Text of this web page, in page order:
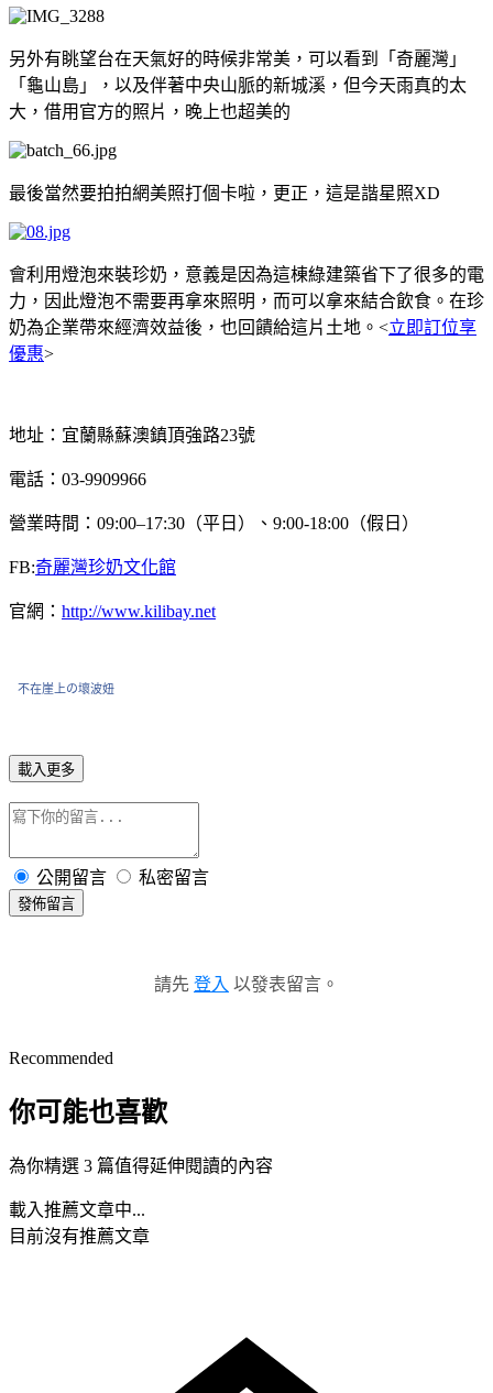
另外有眺望台在天氣好的時候非常美，可以看到「奇麗灣」
「龜山島」，以及伴著中央山脈的新城溪，但今天雨真的太
大，借用官方的照片，晚上也超美的
最後當然要拍拍網美照打個卡啦，更正，這是諧星照XD
會利用燈泡來裝珍奶，意義是因為這棟綠建築省下了很多的電
力，因此燈泡不需要再拿來照明，而可以拿來結合飲食。在珍
奶為企業帶來經濟效益後，也回饋給這片土地。<立即訂位享
優惠>
地址：宜蘭縣蘇澳鎮頂強路23號
電話：03-9909966
營業時間：09:00–17:30（平日）、9:00-18:00（假日）
FB:奇麗灣珍奶文化館
官網： http://www.kilibay.net
不在崖上の壞波妞
載入更多
公開留言 私密留言
發佈留言
請先 登入 以發表留言。
Recommended
你可能也喜歡
為你精選 3 篇值得延伸閱讀的內容
載入推薦文章中...
目前沒有推薦文章